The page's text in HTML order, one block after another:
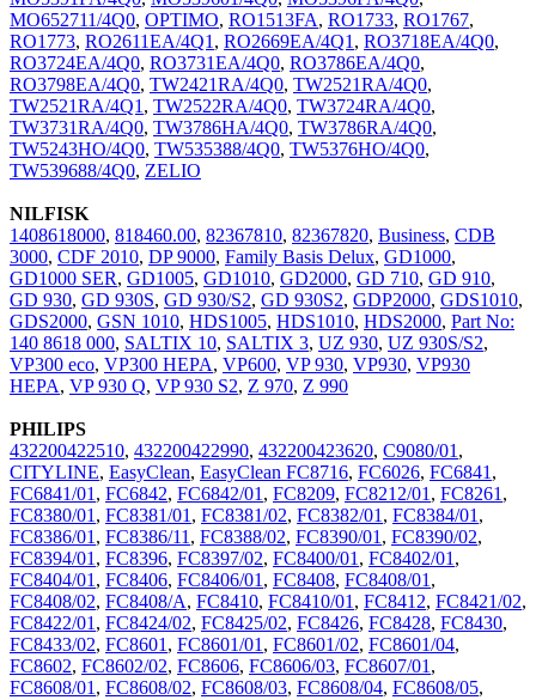
MO652711/4Q0, OPTIMO, RO1513FA, RO1733, RO1767,
RO1773, RO2611EA/4Q1 , RO2669EA/4Q1 , RO3718EA/4Q0,
RO3724EA/4Q0, RO3731EA/4Q0, RO3786EA/4Q0,
RO3798EA/4Q0, TW2421RA/4Q0, TW2521RA/4Q0,
TW2521RA/4Q1 , TW2522RA/4Q0, TW3724RA/4Q0,
TW3731RA/4Q0, TW3786HA/4Q0, TW3786RA/4Q0,
TW5243HO/4Q0, TW535388/4Q0, TW5376HO/4Q0,
TW539688/4Q0, ZELIO
NILFISK
1408618000, 818460.00, 82367810, 82367820, Business, CDB
3000, CDF 2010, DP 9000, Family Basis Delux, GD1000,
GD1000 SER, GD1005, GD1010, GD2000, GD 710, GD 910,
GD 930, GD 930S, GD 930/S2, GD 930S2, GDP2000, GDS1010,
GDS2000, GSN 1010, HDS1005, HDS1010, HDS2000, Part No:
140 8618 000, SALTIX 10, SALTIX 3, UZ 930, UZ 930S/S2,
VP300 eco, VP300 HEPA, VP600, VP 930, VP930, VP930
HEPA, VP 930 Q, VP 930 S2, Z 970, Z 990
PHILIPS
432200422510, 432200422990, 432200423620, C9080/01 ,
CITYLINE, EasyClean, EasyClean FC8716, FC6026, FC6841 ,
FC6841/01 , FC6842, FC6842/01 , FC8209, FC8212/01 , FC8261 ,
FC8380/01 , FC8381/01 , FC8381/02, FC8382/01 , FC8384/01 ,
FC8386/01 , FC8386/11 , FC8388/02, FC8390/01 , FC8390/02,
FC8394/01 , FC8396, FC8397/02, FC8400/01 , FC8402/01 ,
FC8404/01 , FC8406, FC8406/01 , FC8408, FC8408/01 ,
FC8408/02, FC8408/A, FC8410, FC8410/01 , FC8412, FC8421/02,
FC8422/01 , FC8424/02, FC8425/02, FC8426, FC8428, FC8430,
FC8433/02, FC8601 , FC8601/01 , FC8601/02, FC8601/04,
FC8602, FC8602/02, FC8606, FC8606/03, FC8607/01 ,
FC8608/01 , FC8608/02, FC8608/03, FC8608/04, FC8608/05,